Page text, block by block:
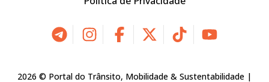
2026 © Portal do Trânsito, Mobilidade & Sustentabilidade |